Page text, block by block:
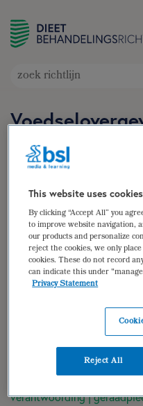
(allergische
bij zuigelingen
Doelgroep:
allergische of niet-
Auteur(s):Quirina Engels
(para)medische gegevens
diëtistische gegevens
dieetbehandelplan
verantwoording |
This website uses cookies
By clicking “Accept All” you
to improve website navigation,
our products and personalize
reject the cookies, we only
cookies. These do not record
can indicate this under
Privacy Statement
Reject All